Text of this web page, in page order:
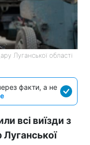
Луганської області
факти, а не
всі виїзди з